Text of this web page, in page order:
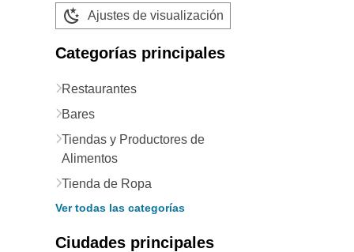
Ajustes de visualización
Categorías principales
Restaurantes
Bares
Tiendas y Productores de
Alimentos
Tienda de Ropa
Ver todas las categorías
Ciudades principales